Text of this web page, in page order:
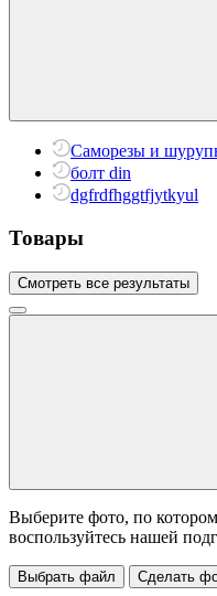
Саморезы и
болт din
dgfrdfhggtfjytkyul
Товары
Смотреть все результаты
Выберите фото, по
воспользуйтесь нашей
Выбрать файл Сделать